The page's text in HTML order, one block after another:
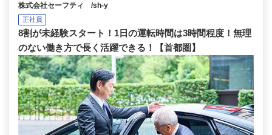
株式会社セーフティ /sh-y
正社員
8割が未経験スタート！1日の運転時間は3時間程度！無理
のない働き方で長く活躍できる！【首都圏】